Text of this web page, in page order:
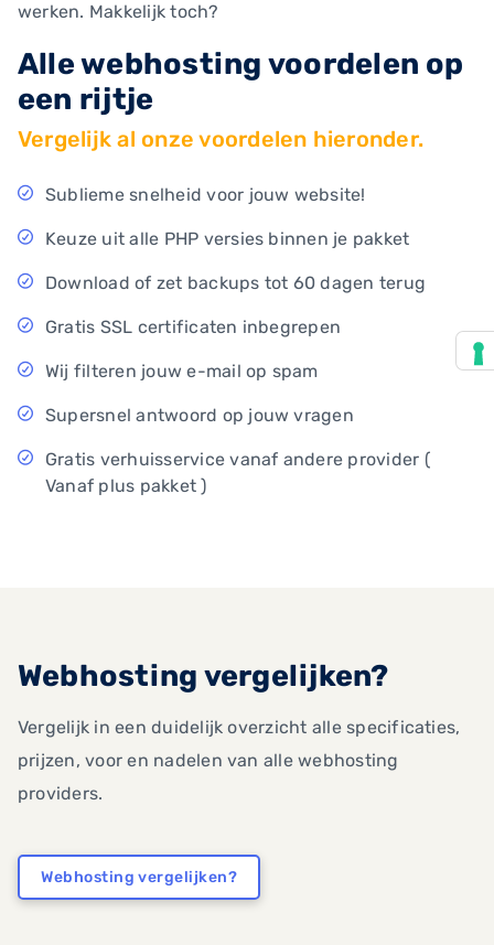
werken. Makkelijk toch?
Alle webhosting voordelen op
een rijtje
Vergelijk al onze voordelen hieronder.
Sublieme snelheid voor jouw website!
Keuze uit alle PHP versies binnen je pakket
Download of zet backups tot 60 dagen terug
Gratis SSL certificaten inbegrepen
Wij filteren jouw e-mail op spam
Supersnel antwoord op jouw vragen
Gratis verhuisservice vanaf andere provider (
Vanaf plus pakket )
Webhosting vergelijken?
Vergelijk in een duidelijk overzicht alle specificaties,
prijzen, voor en nadelen van alle webhosting
providers.
Webhosting vergelijken?